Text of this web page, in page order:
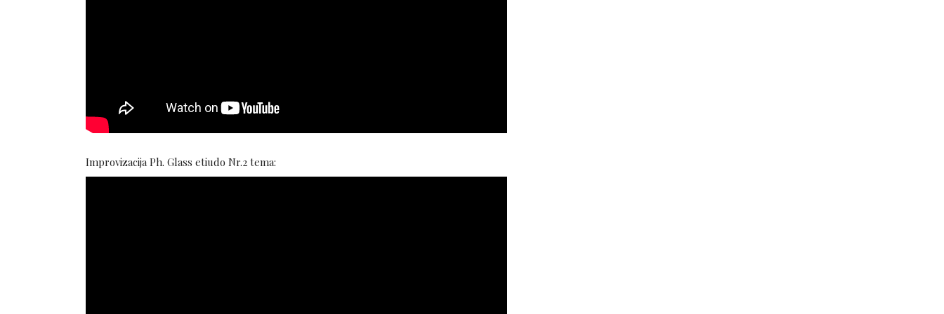
Improvizacija Ph. Glass etiudo Nr.2 tema: